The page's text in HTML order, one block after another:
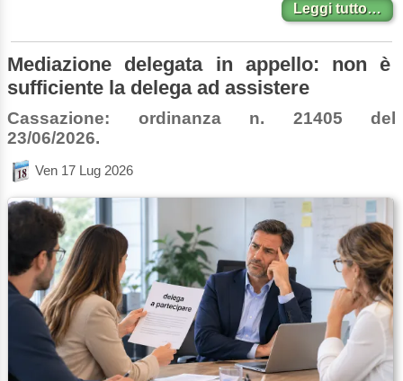
Leggi tutto…
Mediazione delegata in appello: non è
sufficiente la delega ad assistere
Cassazione: ordinanza n. 21405 del
23/06/2026.
Ven 17 Lug 2026